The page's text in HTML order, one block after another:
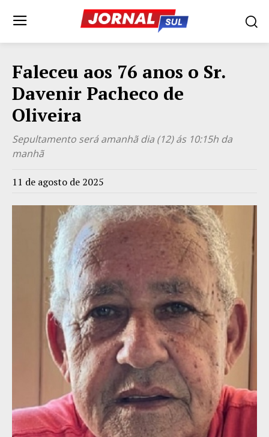
Faleceu aos 76 anos o Sr.
Davenir Pacheco de
Oliveira
Sepultamento será amanhã dia (12) ás 10:15h da
manhã
11 de agosto de 2025